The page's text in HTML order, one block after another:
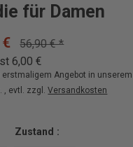
für Damen
56,90 € *
6,00 €
erstmaligem Angebot in
, evtl. zzgl.Versandkosten
Zustand :